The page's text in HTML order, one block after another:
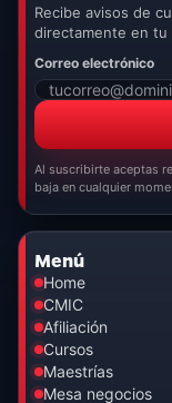
Recibe avisos de
directamente en tu
Correo electrónico
Al suscribirte aceptas
baja en cualquier
Menú
Home
CMIC
Afiliación
Cursos
Maestrías
Mesa negocios